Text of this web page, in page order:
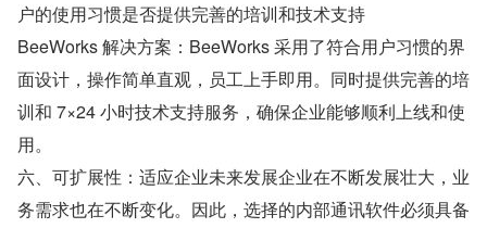
户的使用习惯是否提供完善的培训和技术支持
BeeWorks 解决方案：BeeWorks 采用了符合用户习惯的界
面设计，操作简单直观，员工上手即用。同时提供完善的培
训和 7×24 小时技术支持服务，确保企业能够顺利上线和使
用。
六、可扩展性：适应企业未来发展企业在不断发展壮大，业
务需求也在不断变化。因此，选择的内部通讯软件必须具备